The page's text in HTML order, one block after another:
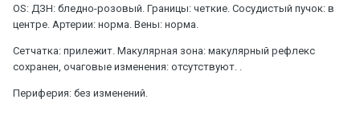
OS: ДЗН: бледно-розовый. Границы: четкие. Сосудистый пучок: в
центре. Артерии: норма. Вены: норма.
Сетчатка: прилежит. Макулярная зона: макулярный рефлекс
сохранен, очаговые изменения: отсутствуют. .
Периферия: без изменений.